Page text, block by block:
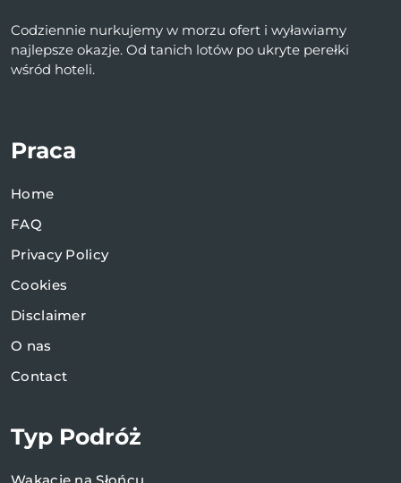
Codziennie nurkujemy w morzu ofert i wyławiamy
najlepsze okazje. Od tanich lotów po ukryte perełki
wśród hoteli.
Praca
Home
FAQ
Privacy Policy
Cookies
Disclaimer
O nas
Contact
Typ Podróż